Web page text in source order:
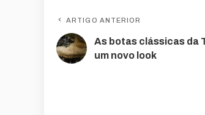
ARTIGO ANTERIOR
As botas clássicas da
um novo look